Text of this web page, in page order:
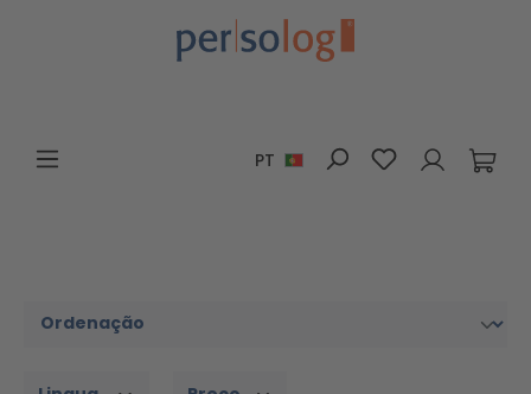
Ir para o conteúdo principal
PT Tem 0 itens